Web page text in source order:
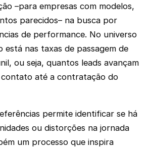
–para empresas com modelos,
parecidos– na busca por
de performance. No universo
está nas taxas de passagem de
ou seja, quantos leads avançam
até a contratação do
permite identificar se há
ou distorções na jornada
um processo que inspira